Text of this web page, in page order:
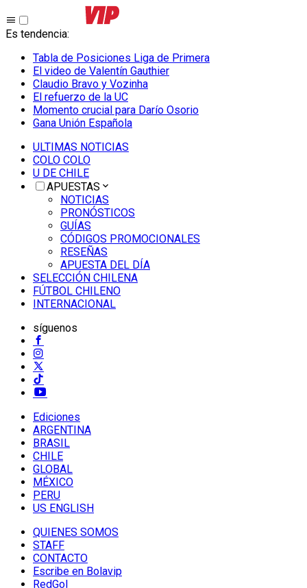
Es tendencia:
Tabla de Posiciones Liga de Primera
El video de Valentín Gauthier
Claudio Bravo y Vozinha
El refuerzo de la UC
Momento crucial para Darío Osorio
Gana Unión Española
ULTIMAS NOTICIAS
COLO COLO
U DE CHILE
APUESTAS
NOTICIAS
PRONÓSTICOS
GUÍAS
CÓDIGOS PROMOCIONALES
RESEÑAS
APUESTA DEL DÍA
SELECCIÓN CHILENA
FÚTBOL CHILENO
INTERNACIONAL
síguenos
Ediciones
ARGENTINA
BRASIL
CHILE
GLOBAL
MÉXICO
PERU
US ENGLISH
QUIENES SOMOS
STAFF
CONTACTO
Escribe en Bolavip
RedGol